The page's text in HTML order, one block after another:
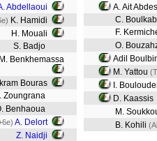
Abdellaoui
K. Hamidi
H. Mouali
S. Badjo
M. Benkhemassa
Bouras
Zoungrana
Benhaoua
A. Delort
Z. Naidji
A. Ait
C.
F.
O.
Adil
M. Yattou
I.
D. Kaassis
M.
B. Kohili